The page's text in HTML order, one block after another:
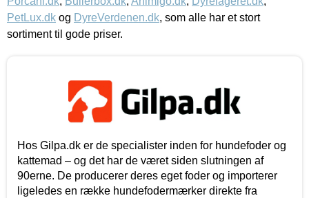
PetLux.dk og DyreVerdenen.dk, som alle har et stort
sortiment til gode priser.
Hos Gilpa.dk er de specialister inden for hundefoder og
kattemad – og det har de været siden slutningen af
90erne. De producerer deres eget foder og importerer
ligeledes en række hundefodermærker direkte fra